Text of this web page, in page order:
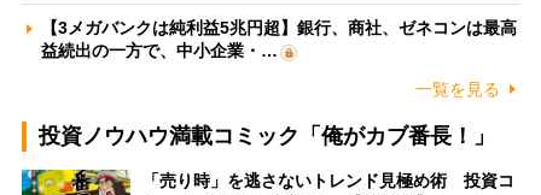
【3メガバンクは純利益5兆円超】銀行、商社、ゼネコンは最高
益続出の一方で、中小企業・…
一覧を見る
投資ノウハウ満載コミック「俺がカブ番長！」
「売り時」を逃さないトレンド見極め術 投資コ